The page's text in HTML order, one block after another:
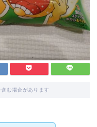
む場合があります